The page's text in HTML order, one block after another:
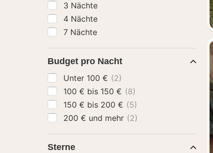
3 Nächte
4 Nächte
7 Nächte
Budget pro Nacht
Unter 100 € (2)
100 € bis 150 € (8)
150 € bis 200 € (5)
200 € und mehr (2)
Sterne